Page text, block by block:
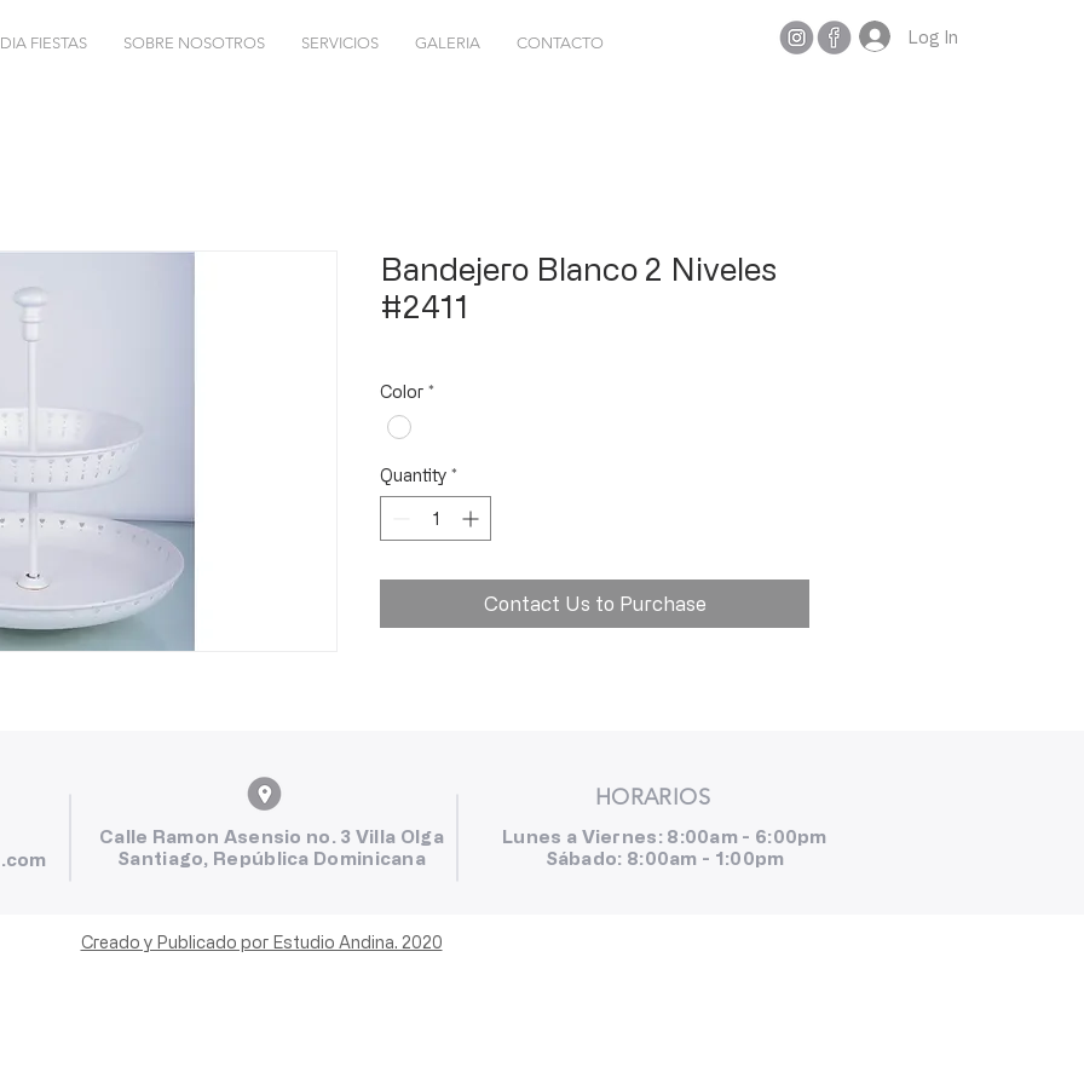
FIESTAS SOBRE NOSOTROS SERVICIOS GALERIA CONTACTO Log In
Bandejero Blanco 2 Niveles
#2411
Color *
Quantity *
Contact Us to Purchase
HORARIOS
Calle Ramon Asensio no. 3 Villa Olga
Santiago, República Dominicana
Lunes a Viernes: 8:00am - 6:00pm
Sábado: 8:00am - 1:00pm
Creado y Publicado por Estudio Andina. 2020